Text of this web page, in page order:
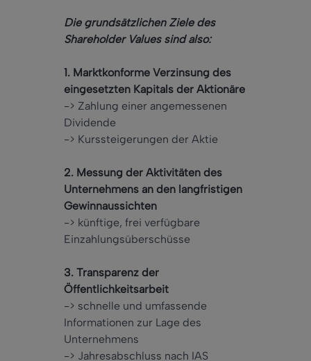
Die grundsätzlichen Ziele des
Shareholder Values sind also:
1. Marktkonforme Verzinsung des
eingesetzten Kapitals der Aktionäre
-> Zahlung einer angemessenen
Dividende
-> Kurssteigerungen der Aktie
2. Messung der Aktivitäten des
Unternehmens an den langfristigen
Gewinnaussichten
-> künftige, frei verfügbare
Einzahlungsüberschüsse
3. Transparenz der
Öffentlichkeitsarbeit
-> schnelle und umfassende
Informationen zur Lage des
Unternehmens
-> Jahresabschluss nach IAS